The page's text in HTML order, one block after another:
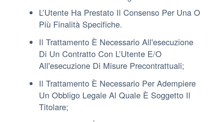
L’Utente Ha Prestato Il Consenso Per Una O
Più Finalità Specifiche.
Il Trattamento È Necessario All'esecuzione
Di Un Contratto Con L’Utente E/o
All'esecuzione Di Misure Precontrattuali;
Il Trattamento È Necessario Per Adempiere
Un Obbligo Legale Al Quale È Soggetto Il
Titolare;